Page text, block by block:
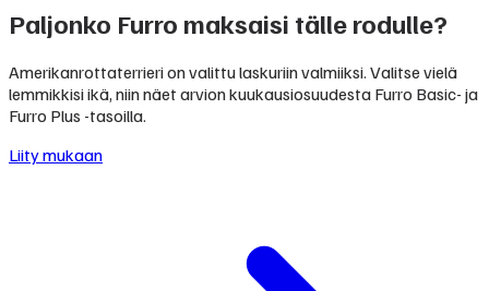
Paljonko Furro maksaisi tälle rodulle?
Amerikanrottaterrieri on valittu laskuriin valmiiksi. Valitse vielä
lemmikkisi ikä, niin näet arvion kuukausiosuudesta Furro Basic- ja
Furro Plus -tasoilla.
Liity mukaan